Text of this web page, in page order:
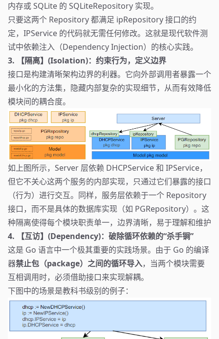
内存或 SQLite 的 SQLiteRepository 实现。
只要这两个 Repository 都满足 ipRepository 接口的约
定，IPService 的代码就无需任何修改。这就是现代软件测
试中依赖注入（Dependency Injection）的核心实践。
3. 【隔离】(Isolation)：约束行为，定义边界
接口是构建清晰架构边界的利器。它向外部调用者暴露一个
最小化的方法集，隐藏内部复杂的实现细节，从而有效降低
模块间的耦合度。
如上图所示，Server 层依赖 DHCPService 和 IPService，
但它不关心这两个服务的内部实现，只通过它们暴露的接口
（行为）进行交互。同样，服务层依赖于一个 Repository
接口，而不是具体的数据库实现（如 PGRepository）。这
种隔离使得每个模块职责单一，边界清晰，易于理解和维护
4. 【互访】(Dependency)：破除循环依赖的“杀手锏”
这是 Go 语言中一个极其重要的实践场景。由于 Go 的编译
器禁止包（package）之间的循环导入，当两个模块需要
互相调用时，必须借助接口来实现解耦。
下图中的场景是教科书级别的例子：